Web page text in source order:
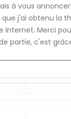
à vous
j'ai obtenu la
Internet. Merci
partie, c'est